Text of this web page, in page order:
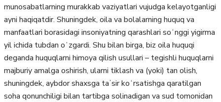
munosabatlarning murakkab vaziyatlari vujudga kelayotganligi
ayni haqiqatdir. Shuningdek, oila va bolalarning huquq va
manfaatlari borasidagi insoniyatning qarashlari soʻnggi yigirma
yil ichida tubdan oʻzgardi. Shu bilan birga, biz oila huquqi
deganda huquqlarni himoya qilish usullari – tegishli huquqlarni
majburiy amalga oshirish, ularni tiklash va (yoki) tan olish,
shuningdek, aybdor shaxsga taʼsir koʻrsatishga qaratilgan
soha qonunchiligi bilan tartibga solinadigan va sud tomonidan